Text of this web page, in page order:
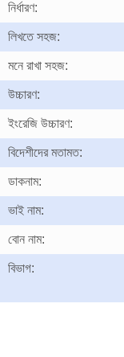
নির্ধারণ:
লিখতে সহজ:
মনে রাখা সহজ:
উচ্চারণ:
ইংরেজি উচ্চারণ:
বিদেশীদের মতামত:
ডাকনাম:
ভাই নাম:
বোন নাম:
বিভাগ: